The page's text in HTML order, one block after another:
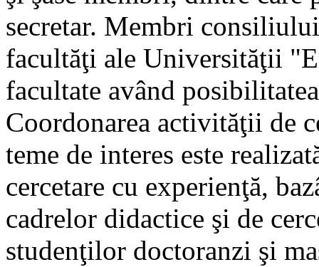
secretar. Membri
facultăţi ale Universităţii
facultate având
Coordonarea activităţii de
teme de interes este
cercetare cu experienţă,
cadrelor didactice şi de
studenţilor doctoranzi şi